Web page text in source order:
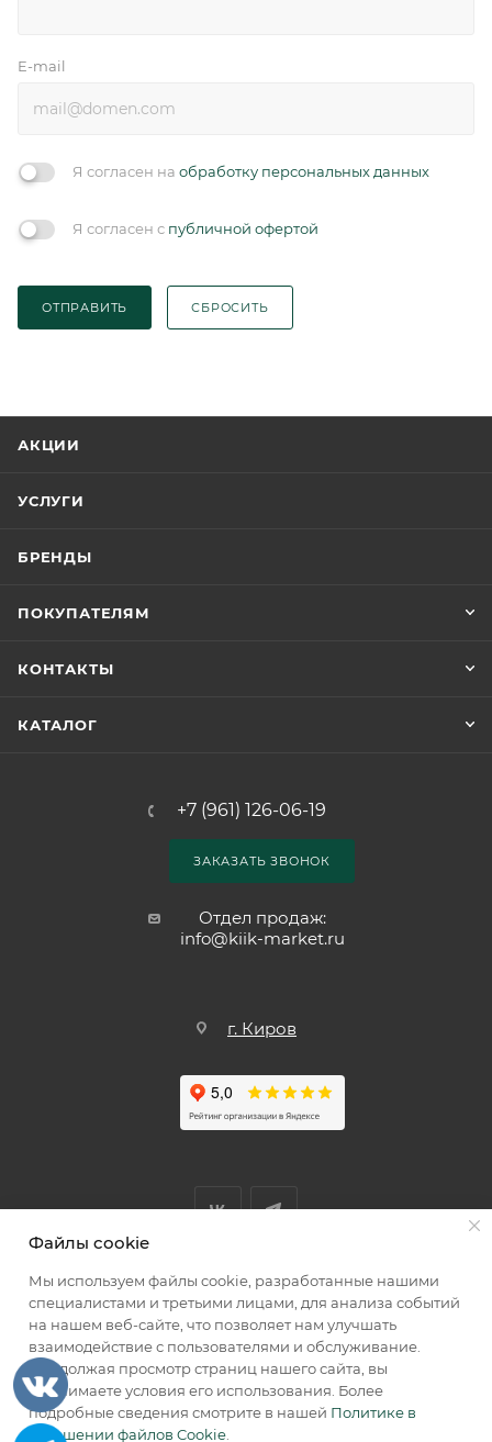
E-mail
Я согласен на обработку персональных данных
Я согласен с публичной офертой
ОТПРАВИТЬ СБРОСИТЬ
АКЦИИ
УСЛУГИ
БРЕНДЫ
ПОКУПАТЕЛЯМ
КОНТАКТЫ
КАТАЛОГ
+7 (961) 126-06-19
ЗАКАЗАТЬ ЗВОНОК
Отдел продаж:
info@kiik-market.ru
г. Киров
Мы принимаем к оплате
2026 © КИИК МАРКЕТ
Файлы cookie
Мы используем файлы cookie, разработанные нашими
специалистами и третьими лицами, для анализа событий
на нашем веб-сайте, что позволяет нам улучшать
взаимодействие с пользователями и обслуживание.
Продолжая просмотр страниц нашего сайта, вы
принимаете условия его использования. Более
подробные сведения смотрите в нашей Политике в
отношении файлов Cookie